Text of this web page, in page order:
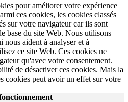
pour améliorer votre expérience
ces cookies, les cookies classés
sur votre navigateur car ils sont
base du site Web. Nous utilisons
nous aident à analyser et à
ce site Web. Ces cookies ne
qu'avec votre consentement.
de désactiver ces cookies. Mais la
cookies peut avoir un effet sur votre